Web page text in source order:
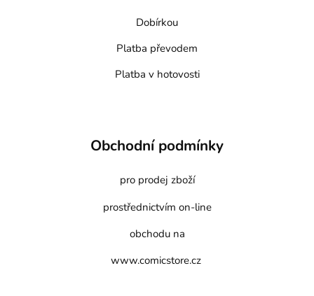
Dobírkou
Platba převodem
Platba v hotovosti
Obchodní podmínky
pro prodej zboží
prostřednictvím on-line
obchodu na
www.comicstore.cz